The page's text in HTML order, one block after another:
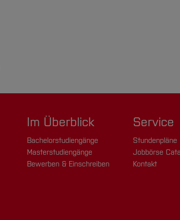
Im Überblick
Bachelorstudiengänge
Masterstudiengänge
Bewerben & Einschreiben
Service
Stundenpläne
Jobbörse
Kontakt